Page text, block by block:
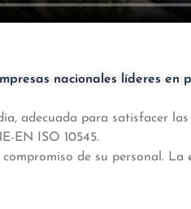
nacionales líderes en
adecuada para satisfacer
EN ISO 10545.
de su personal. La